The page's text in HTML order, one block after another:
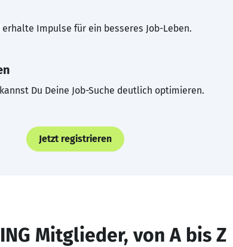
Impulse für ein besseres Job-Leben.
Du Deine Job-Suche deutlich optimieren.
Jetzt registrieren
Mitglieder, von A bis Z